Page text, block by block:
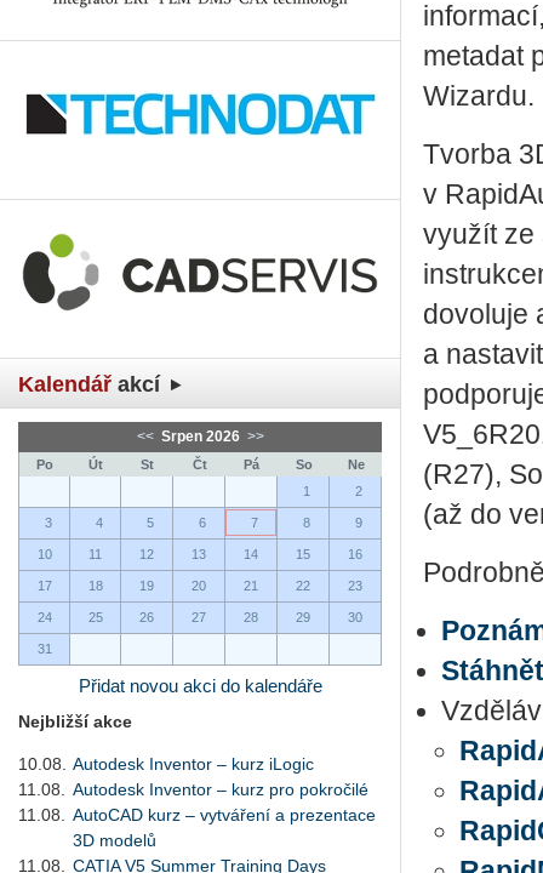
Kalendář akcí
<< Srpen 2026 >>
Po Út St Čt Pá So
Ne
1
2
3 4 5 6 7 8 9
10 11 12 13 14 15 16
17 18 19 20 21 22 23
24 25 26 27 28 29 30
31
Přidat novou akci do kalendáře
Nejbližší akce
10.08.
Autodesk Inventor – kurz iLogic
11.08.
Autodesk Inventor – kurz pro pokročilé
11.08.
AutoCAD kurz – vytváření a prezentace
3D modelů
11.08.
CATIA V5 Summer Training Days
metadat
Wizardu.
Tvorba
v
využít ze
dovoluje
a
(R27),
(až do